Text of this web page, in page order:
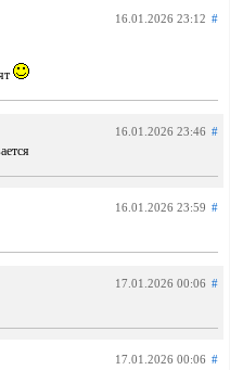
16.01.2026 23:12 #
16.01.2026 23:46 #
16.01.2026 23:59 #
17.01.2026 00:06 #
17.01.2026 00:06 #